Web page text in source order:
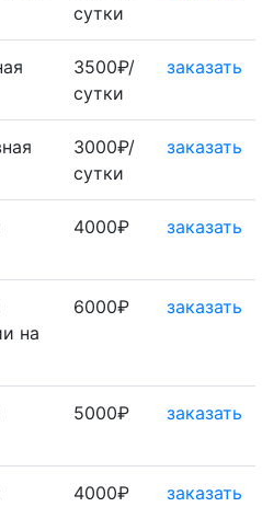
сутки
3500₽/
сутки
заказать
3000₽/
сутки
заказать
4000₽ заказать
на
6000₽ заказать
5000₽ заказать
4000₽ заказать